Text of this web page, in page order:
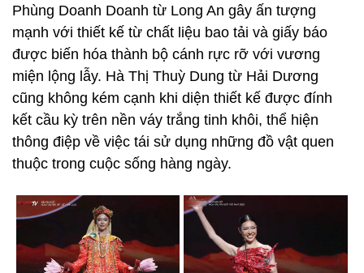
Phùng Doanh Doanh từ Long An gây ấn tượng
mạnh với thiết kế từ chất liệu bao tải và giấy báo
được biến hóa thành bộ cánh rực rỡ với vương
miện lộng lẫy. Hà Thị Thuỳ Dung từ Hải Dương
cũng không kém cạnh khi diện thiết kế được đính
kết cầu kỳ trên nền váy trắng tinh khôi, thể hiện
thông điệp về việc tái sử dụng những đồ vật quen
thuộc trong cuộc sống hàng ngày.